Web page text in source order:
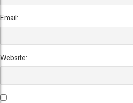
Email:
Website: